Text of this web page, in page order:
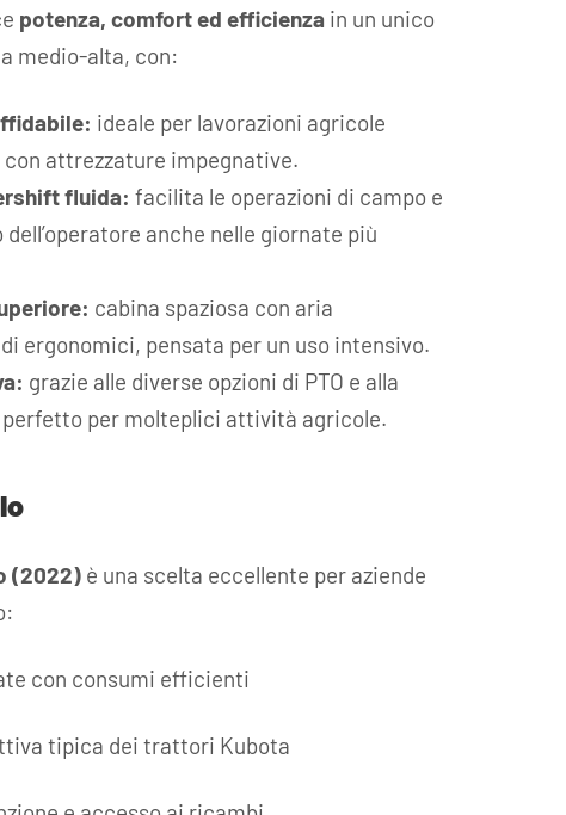
potenza, comfort ed efficienza in un unico
medio-alta, con:
ideale per lavorazioni agricole
attrezzature impegnative.
fluida: facilita le operazioni di campo e
anche nelle giornate più
cabina spaziosa con aria
ergonomici, pensata per un uso intensivo.
grazie alle diverse opzioni di PTO e alla
perfetto per molteplici attività agricole.
(2022) è una scelta eccellente per aziende
con consumi efficienti
tipica dei trattori Kubota